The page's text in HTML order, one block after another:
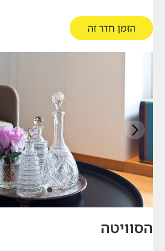
הזמן חדר זה
הבא
הסוויטה